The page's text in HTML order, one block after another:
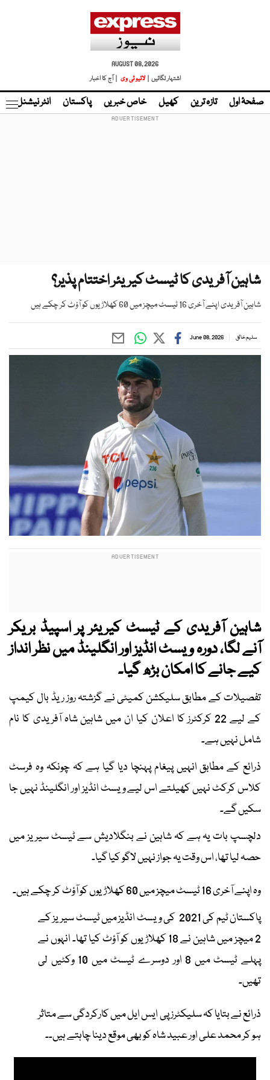
AUGUST 08, 2026
اشتہار لگائیں |
لائیو ٹی وی | آج کا اخبار
صفحۂ اول تازہ ترین کھیل خاص خبریں پاکستان انٹر نیشنل
شاہین آفریدی کا ٹیسٹ کیریئر اختتام پذیر؟
شاہین آفریدی اپنے آخری 16 ٹیسٹ میچز میں 60 کھلاڑیوں کو آؤٹ کر چکے ہیں
سلیم خالق June 08, 2026
شاہین آفریدی کے ٹیسٹ کیریئر پر اسپیڈ بریکر
آنے لگا، دورہ ویسٹ انڈیز اور انگلینڈ میں نظر انداز
کیے جانے کا امکان بڑھ گیا۔
تفصیلات کے مطابق سلیکشن کمیٹی نے گزشتہ روز ریڈ بال کیمپ
کے لیے 22 کرکٹرز کا اعلان کیا ان میں شاہین شاہ آفریدی کا نام
شامل نہیں ہے۔
ذرائع کے مطابق انہیں پیغام پہنچا دیا گیا ہے کہ چونکہ وہ فرسٹ
کلاس کرکٹ نہیں کھیلتے اس لیے ویسٹ انڈیز اور انگلینڈ نہیں جا
سکیں گے۔
دلچسپ بات یہ ہے کہ شاہین نے بنگلادیش سے ٹیسٹ سیریز میں
حصہ لیا تھا، اس وقت یہ جواز نہیں لاگو کیا گیا۔
وہ اپنے آخری 16 ٹیسٹ میچز میں 60 کھلاڑیوں کو آؤٹ کر چکے ہیں۔
پاکستان ٹیم کی 2021 کی ویسٹ انڈیز میں ٹیسٹ سیریز کے
2 میچز میں شاہین نے 18 کھلاڑیوں کو آؤٹ کیا تھا۔ انہوں نے
پہلے ٹیسٹ میں 8 اور دوسرے ٹیسٹ میں 10 وکٹیں لی
تھیں۔
ذرائع نے بتایا کہ سلیکٹرز پی ایس ایل میں کارکردگی سے متاثر
ہو کر محمد علی اور عبید شاہ کو بھی موقع دینا چاہتے ہیں۔۔